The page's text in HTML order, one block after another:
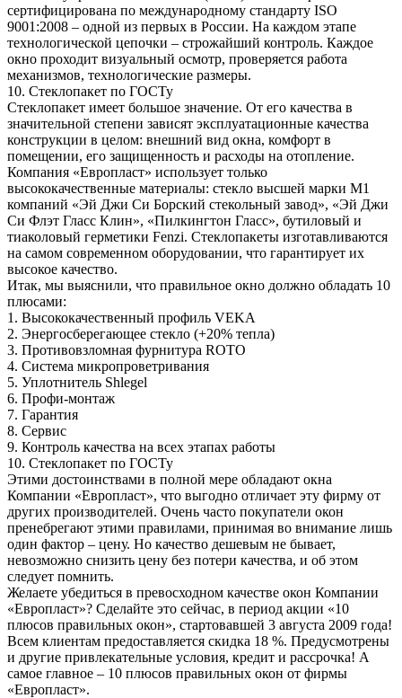
сертифицирована по международному стандарту ISO
9001:2008 – одной из первых в России. На каждом этапе
технологической цепочки – строжайший контроль. Каждое
окно проходит визуальный осмотр, проверяется работа
механизмов, технологические размеры.
10. Стеклопакет по ГОСТу
Стеклопакет имеет большое значение. От его качества в
значительной степени зависят эксплуатационные качества
конструкции в целом: внешний вид окна, комфорт в
помещении, его защищенность и расходы на отопление.
Компания «Европласт» использует только
высококачественные материалы: стекло высшей марки М1
компаний «Эй Джи Си Борский стекольный завод», «Эй Джи
Си Флэт Гласс Клин», «Пилкингтон Гласс», бутиловый и
тиаколовый герметики Fenzi. Стеклопакеты изготавливаются
на самом современном оборудовании, что гарантирует их
высокое качество.
Итак, мы выяснили, что правильное окно должно обладать 10
плюсами:
1. Высококачественный профиль VEKA
2. Энергосберегающее стекло (+20% тепла)
3. Противовзломная фурнитура ROTO
4. Система микропроветривания
5. Уплотнитель Shlegel
6. Профи-монтаж
7. Гарантия
8. Сервис
9. Контроль качества на всех этапах работы
10. Стеклопакет по ГОСТу
Этими достоинствами в полной мере обладают окна
Компании «Европласт», что выгодно отличает эту фирму от
других производителей. Очень часто покупатели окон
пренебрегают этими правилами, принимая во внимание лишь
один фактор – цену. Но качество дешевым не бывает,
невозможно снизить цену без потери качества, и об этом
следует помнить.
Желаете убедиться в превосходном качестве окон Компании
«Европласт»? Сделайте это сейчас, в период акции «10
плюсов правильных окон», стартовавшей 3 августа 2009 года!
Всем клиентам предоставляется скидка 18 %. Предусмотрены
и другие привлекательные условия, кредит и рассрочка! А
самое главное – 10 плюсов правильных окон от фирмы
«Европласт».